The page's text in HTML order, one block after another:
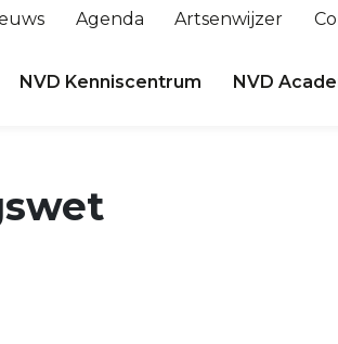
Agenda Artsenwijzer
NVD Kenniscentrum NVD